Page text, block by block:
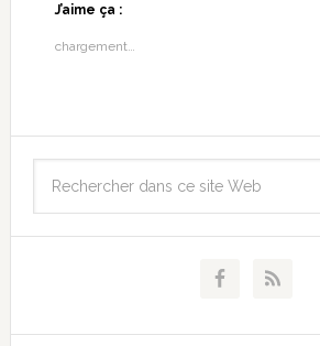
J’aime ça :
chargement…